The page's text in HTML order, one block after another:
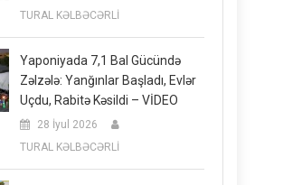
TURAL KƏLBƏCƏRLİ
Yaponiyada 7,1 Bal Gücündə
Zəlzələ: Yanğınlar Başladı, Evlər
Uçdu, Rabitə Kəsildi – VİDEO
28 İyul 2026
TURAL KƏLBƏCƏRLİ